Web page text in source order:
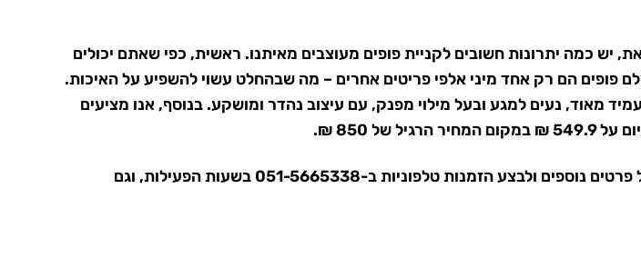
יש כמה יתרונות חשובים לקניית פופים מעוצבים מאיתנו. ראשית, כפי שאתם יכולים
פופים הם רק אחד מיני אלפי פריטים אחרים – מה שבהחלט עשוי להשפיע על האיכות.
מאוד, נעים למגע ובעל מילוי מפנק, עם עיצוב נהדר ומושקע. בנוסף, אנו מציעים
הרגיל של 850 ₪.
ולבצע הזמנות טלפוניות ב-051-5665338
בשעות הפעילות, וגם